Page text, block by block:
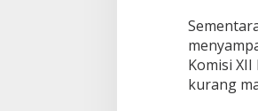
Komisi
kurang